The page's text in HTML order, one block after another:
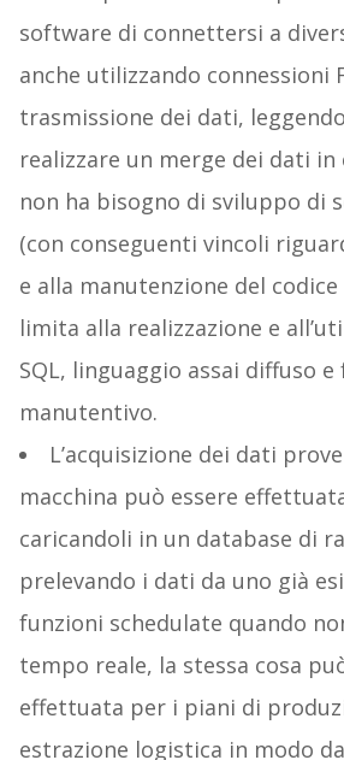
software di connettersi a
anche utilizzando connessioni
trasmissione dei dati,
realizzare un merge dei dati
non ha bisogno di sviluppo di
(con conseguenti vincoli
e alla manutenzione del
limita alla realizzazione e
SQL, linguaggio assai diffuso
manutentivo.
L’acquisizione dei dati
macchina può essere
caricandoli in un database di
prelevando i dati da uno già
funzioni schedulate quando
tempo reale, la stessa cosa
effettuata per i piani di
estrazione logistica in modo